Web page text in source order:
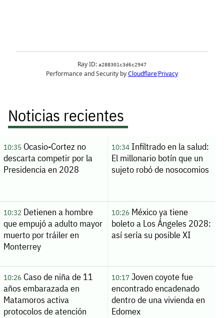
Noticias recientes
10:35Ocasio-Cortez no
descarta competir por la
Presidencia en 2028
10:34Infiltrado en la salud:
El millonario botín que un
sujeto robó de nosocomios
10:32 Detienen a hombre
que empujó a adulto mayor
muerto por tráiler en
Monterrey
10:26México ya tiene
boleto a Los Ángeles 2028:
así sería su posible XI
10:26Caso de niña de 11
años embarazada en
Matamoros activa
protocolos de atención
10:17Joven coyote fue
encontrado encadenado
dentro de una vivienda en
Edomex